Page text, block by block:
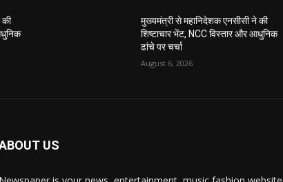
की
मुख्यमंत्री से महानिदेशक एनसीसी ने की
शिष्टाचार भेंट, NCC विस्तार और आधुनिक
ढांचे पर चर्चा
August 6, 2026
US